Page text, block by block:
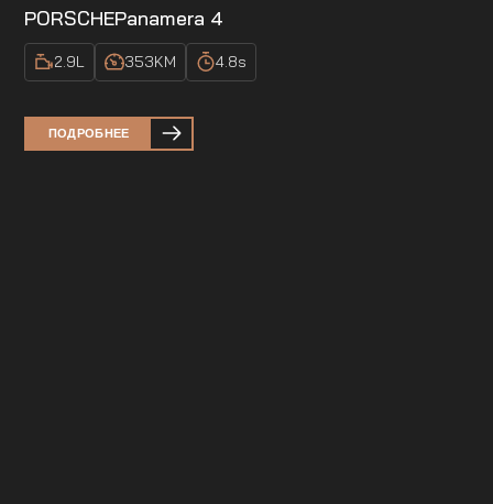
PORSCHEPanamera 4
2.9L 353KM 4.8s
ПОДРОБНЕЕ